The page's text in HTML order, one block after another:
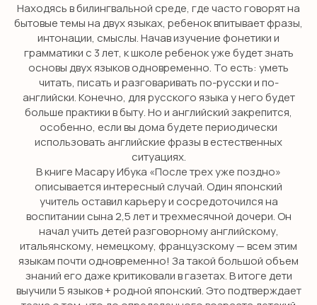
Находясь в билингвальной среде, где часто говорят на
бытовые темы на двух языках, ребенок впитывает фразы,
интонации, смыслы. Начав изучение фонетики и
грамматики с 3 лет, к школе ребенок уже будет знать
основы двух языков одновременно. То есть: уметь
читать, писать и разговаривать по-русски и по-
английски. Конечно, для русского языка у него будет
больше практики в быту. Но и английский закрепится,
особенно, если вы дома будете периодически
использовать английские фразы в естественных
ситуациях.
В книге Масару Ибука «После трех уже поздно»
описывается интересный случай. Один японский
учитель оставил карьеру и сосредоточился на
воспитании сына 2,5 лет и трехмесячной дочери. Он
начал учить детей разговорному английскому,
итальянскому, немецкому, французскому — всем этим
языкам почти одновременно! За такой большой объем
знаний его даже критиковали в газетах. В итоге дети
выучили 5 языков + родной японский. Это подтверждает